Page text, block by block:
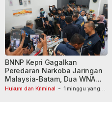
Hukum dan Kriminal - 1 minggu yang
BNNP Kepri Gagalkan
Peredaran Narkoba Jaringan
Malaysia-Batam, Dua WNA
Masih Diburu